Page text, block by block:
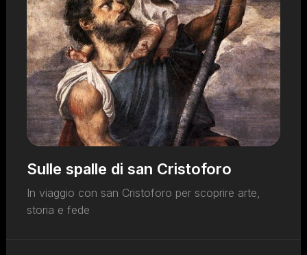
Sulle spalle di san Cristoforo
In viaggio con san Cristoforo per scoprire arte,
storia e fede